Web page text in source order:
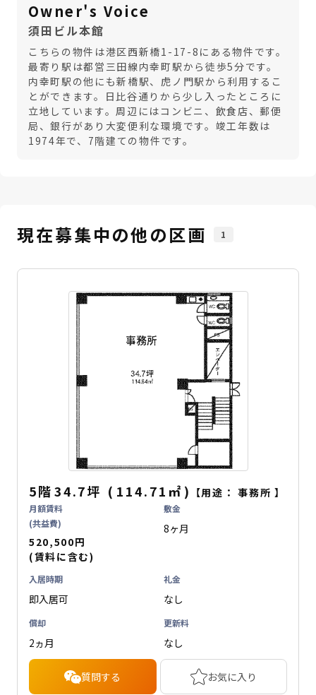
Owner's Voice
須田ビル本館
こちらの物件は港区西新橋1-17-8にある物件です。
最寄り駅は都営三田線内幸町駅から徒歩5分です。
内幸町駅の他にも新橋駅、虎ノ門駅から利用するこ
とができます。日比谷通りから少し入ったところに
立地しています。周辺にはコンビニ、飲食店、郵便
局、銀行があり大変便利な環境です。竣工年数は
1974年で、7階建ての物件です。
現在募集中の他の区画 1
5階34.7坪 ( 114.71 ㎡ ) 【用途：事務所 】
月額賃料
(共益費)
520,500円
(賃料に含む)
敷金
8ヶ月
入居時期
即入居可
礼金
なし
償却
2ヵ月
更新料
なし
質問する お気に入り